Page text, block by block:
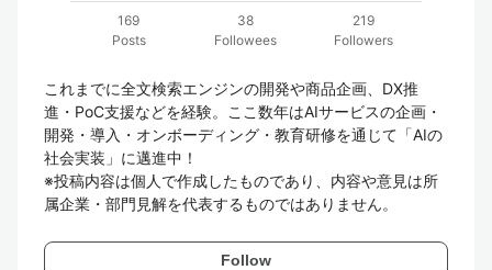
169
Posts
38
Followees
219
Followers
これまでに全文検索エンジンの開発や商品企画、DX推
進・PoC支援などを経験。ここ数年はAIサービスの企画・
開発・導入・オンボーディング・教育研修を通じて「AIの
社会実装」に邁進中！
※投稿内容は個人で作成したものであり、内容や意見は所
属企業・部門見解を代表するものではありません。
Follow